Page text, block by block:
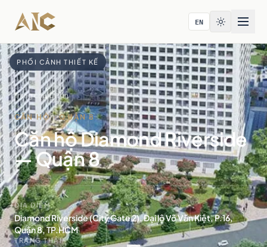
Bỏ qua tới nội dung
EN
PHỐI CẢNH THIẾT KẾ
Trang chủ/Dự án
CĂN HỘ · QUẬN 8
Căn hộ Diamond Riverside
— Quận 8
ĐỊA ĐIỂM
Diamond Riverside (City Gate 2), Đại lộ Võ Văn Kiệt, P.16,
Quận 8, TP.HCM
TRẠNG THÁI